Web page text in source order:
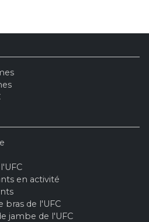
en activité
bras de l'UFC
jambe de l'UFC